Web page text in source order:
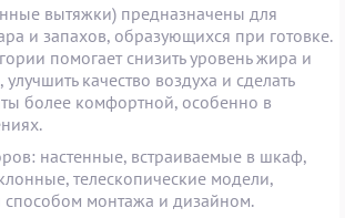
вытяжки) предназначены для
и запахов, образующихся при готовке.
помогает снизить уровень жира и
качество воздуха и сделать
более комфортной, особенно в
настенные, встраиваемые в шкаф,
телескопические модели,
монтажа и дизайном.